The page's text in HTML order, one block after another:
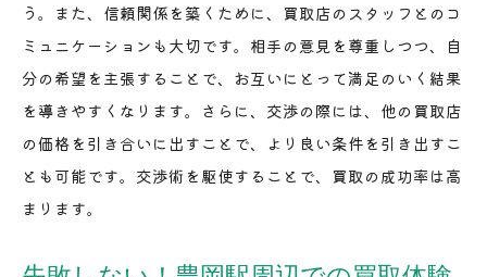
う。また、信頼関係を築くために、買取店のスタッフとのコ
ミュニケーションも大切です。相手の意見を尊重しつつ、自
分の希望を主張することで、お互いにとって満足のいく結果
を導きやすくなります。さらに、交渉の際には、他の買取店
の価格を引き合いに出すことで、より良い条件を引き出すこ
とも可能です。交渉術を駆使することで、買取の成功率は高
まります。